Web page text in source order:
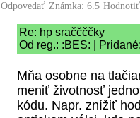
Odpovedať Známka: 6.5
Re: hp sraččččky
Od reg.: :BES: |
Mňa osobne na
meniť životnosť
kódu. Napr. znížiť